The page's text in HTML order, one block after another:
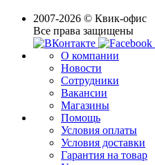
2007-2026 © Квик-офис
Все права защищены
О компании
Новости
Сотрудники
Вакансии
Магазины
Помощь
Условия оплаты
Условия доставки
Гарантия на товар